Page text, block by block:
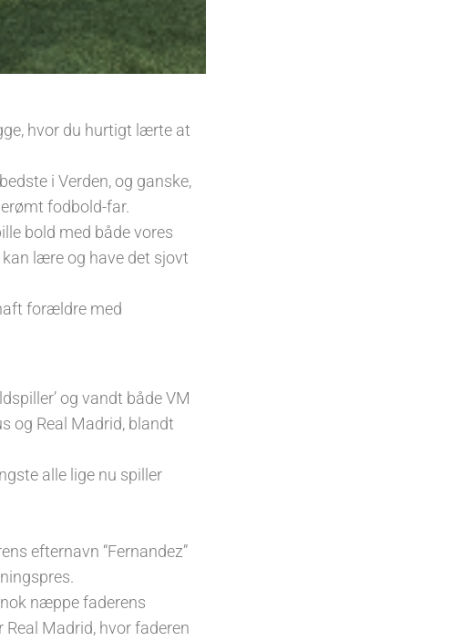
hvor du hurtigt lærte at
i Verden, og ganske,
fodbold-far.
bold med både vores
lære og have det sjovt
forældre med
og vandt både VM
og Real Madrid, blandt
alle lige nu spiller
efternavn “Fernandez”
næppe faderens
Madrid, hvor faderen